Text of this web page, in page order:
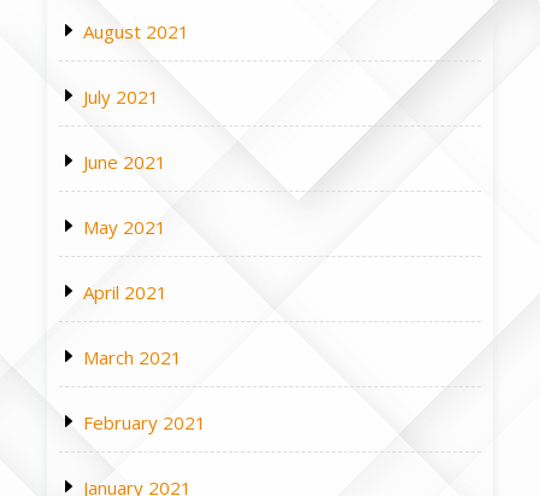
August 2021
July 2021
June 2021
May 2021
April 2021
March 2021
February 2021
January 2021